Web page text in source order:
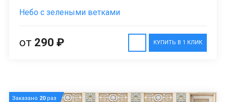
Небо с зелеными ветками
КУПИТЬ В 1 КЛИК
от 290 ₽
Заказано 20раз